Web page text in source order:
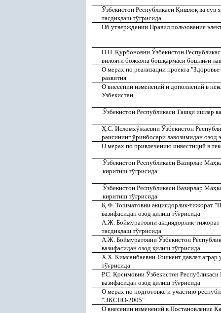
Ўзбекистон Республикаси Қишлоқва сув
тасдиқлаш тўғрисида
Об утверждении Правил пользования
О.Н. Қурбоновни Ўзбекистон
вилояти божхона бошқармаси бошлиғи
О мерах по реализации проекта
развития
О внесении изменений и дополнений в
Узбекистан
Ўзбекистон Республикаси Ташқи ишлар
Ҳ.С. Исломхўжаевни Ўзбекистон
раисининг ўринбосари лавозимидан озод
О мерах по привлечению инвестиций в
Ўзбекистон Республикаси Вазирлар Маҳ
киритиш тўғрисида
Ўзбекистон Республикаси Вазирлар Маҳ
киритиш тўғрисида
Қ.Ф. Тошматовни акциядорлик-тижорат
вазифасидан озод қилиш тўғрисида
А.Ж. Боймуратовни акциядорлик-
тасдиқлаш тўғрисида
А.Ж. Боймуратовни Ўзбекистон
вазифасидан озод қилиш тўғрисида
Х.Х. Кимсанбаевни Тошкент давлат аграр
тўғрисида
Р.С. Қосимовни Ўзбекистон
вазифасидан озод қилиш тўғрисида
О мерах по подготовке и участию
"ЭКСПО-2005"
О внесении изменений в Постановление